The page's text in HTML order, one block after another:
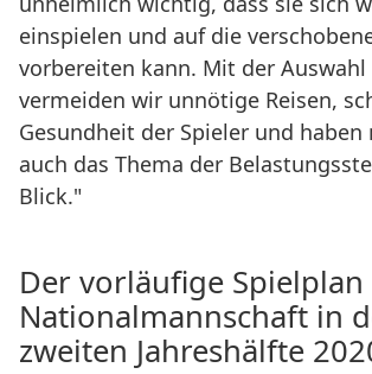
einspielen und auf die
vorbereiten kann. Mit der
vermeiden wir unnötige Reisen,
Gesundheit der Spieler und
auch das Thema der
Blick."
Der vorläufige
Nationalmannschaft in
zweiten Jahreshälfte